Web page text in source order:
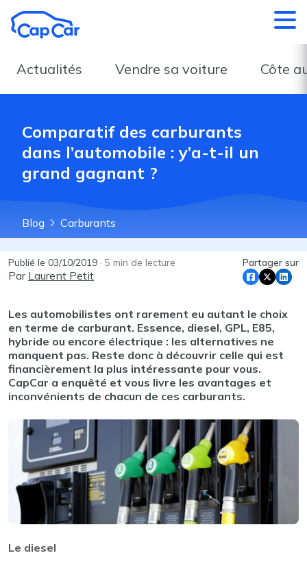
Actualités Vendre sa voiture Côte
Comparatif des carburants
dans l’automobile : y’a-t-il un
grand gagnant ?
Blog Carburants
Publié le 03/10/2019 · 5 min de lecture
Par Laurent Petit
Partager sur
Les automobilistes ont rarement eu autant le choix
en terme de carburant. Essence, diesel, GPL, E85,
hybride ou encore électrique : les alternatives ne
manquent pas. Reste donc à découvrir celle qui est
financièrement la plus intéressante pour vous.
CapCar a enquêté et vous livre les avantages et
inconvénients de chacun de ces carburants.
Le diesel